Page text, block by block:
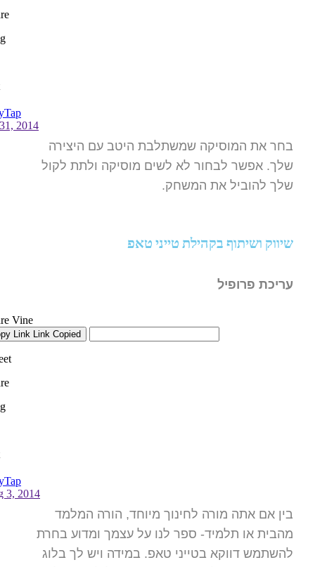
בחר את המוסיקה שמשתלבת היטב עם היצירה
שלך. אפשר לבחור לא לשים מוסיקה ולתת לקול
שלך להוביל את המשחק.
שיווק ושיתוף בקהילת טייני טאפ
עריכת פרופיל
בין אם אתה מורה לחינוך מיוחד, הורה המלמד
מהבית או תלמיד- ספר לנו על עצמך ומדוע בחרת
להשתמש דווקא בטייני טאפ. במידה ויש לך בלוג